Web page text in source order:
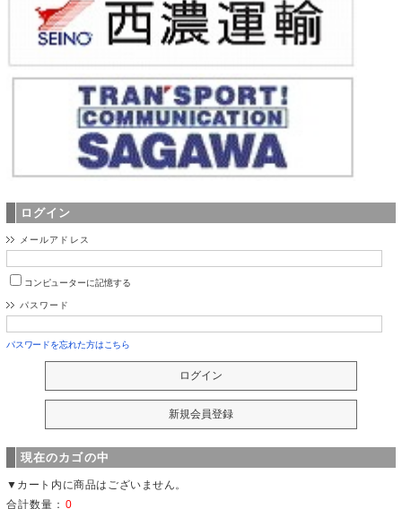
ログイン
メールアドレス
コンピューターに記憶する
パスワード
パスワードを忘れた方はこちら
現在のカゴの中
▼カート内に商品はございません。
合計数量： 0